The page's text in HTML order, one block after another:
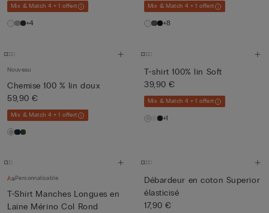
Mix & Match 4 + 1 offert
+4
Mix & Match 4 + 1 offert
+8
Nouveau
Chemise 100 % lin doux
59,90 €
Mix & Match 4 + 1 offert
T-shirt 100% lin Soft
39,90 €
Mix & Match 4 + 1 offert
+1
Personnalisable
T-Shirt Manches Longues en
Laine Mérino Col Rond
Débardeur en coton Superior
élasticisé
17,90 €